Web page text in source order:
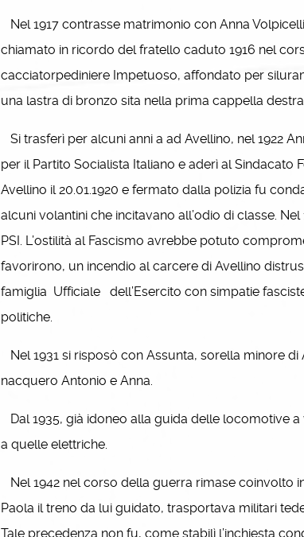
Nel 1917 contrasse matrimonio con Anna
chiamato in ricordo del fratello caduto 1916 nel
cacciatorpediniere Impetuoso, affondato per
una lastra di bronzo sita nella prima cappella
Si trasferì per alcuni anni a ad Avellino, nel 1922
per il Partito Socialista Italiano e aderì al
Avellino il 20.01.1920 e fermato dalla polizia fu
alcuni volantini che incitavano all’odio di classe.
PSI. L’ostilità al Fascismo avrebbe potuto
favorirono, un incendio al carcere di Avellino
famiglia Ufficiale dell’Esercito con simpatie
politiche.
Nel 1931 si risposò con Assunta, sorella minore
nacquero Antonio e Anna.
Dal 1935, già idoneo alla guida delle locomotive
a quelle elettriche.
Nel 1942 nel corso della guerra rimase coinvolto
Paola il treno da lui guidato, trasportava militari
Tale precedenza non fu, come stabilì l’inchiesta